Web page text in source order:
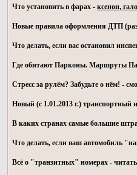
Что установить в фарах - ксенон,
Новые правила оформления ДТП
Что делать, если вас остановил
Где обитают Парконы. Маршруты
Стресс за рулём? Забудьте о нём! -
Новый (с 1.01.2013 г.) транспортный
В каких странах самые большие
Что делать, если ваш автомобиль
Всё о "транзитных" номерах - читать